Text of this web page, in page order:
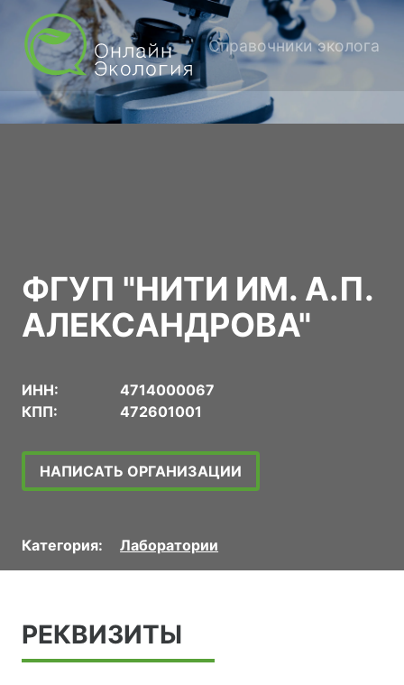
Справочники эколога
ФГУП "НИТИ ИМ. А.П.
АЛЕКСАНДРОВА"
ИНН:
4714000067
КПП:
472601001
НАПИСАТЬ ОРГАНИЗАЦИИ
Категория: Лаборатории
РЕКВИЗИТЫ